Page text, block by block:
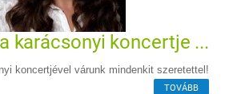
karácsonyi koncertje ...
koncertjével várunk mindenkit szeretettel!
TOVÁBB